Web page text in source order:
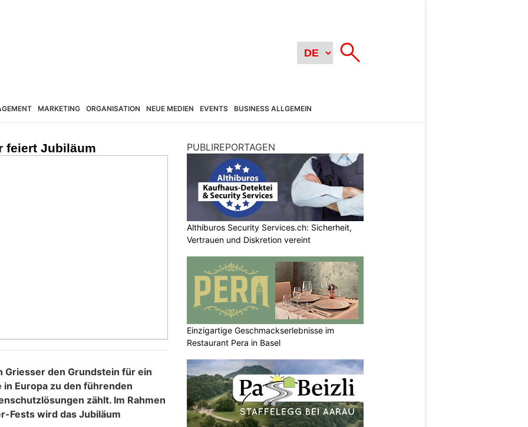
MARKETING ORGANISATION NEUE MEDIEN EVENTS BUSINESS ALLGEMEIN
feiert Jubiläum
Griesser den Grundstein für ein
Europa zu den führenden
zählt. Im Rahmen
Fests wird das Jubiläum
PUBLIREPORTAGEN
Althiburos Security Services.ch: Sicherheit,
Vertrauen und Diskretion vereint
Einzigartige Geschmackserlebnisse im
Restaurant Pera in Basel